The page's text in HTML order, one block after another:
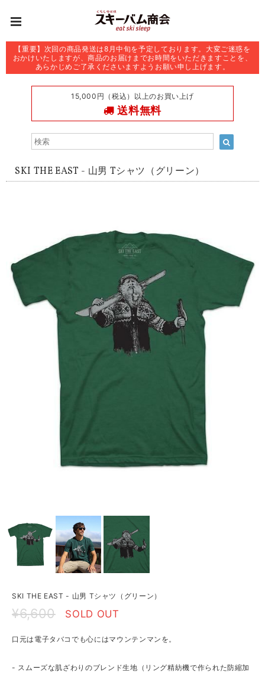
【重要】次回の商品発送は8月中旬を予定しております。大変ご迷惑を
おかけいたしますが、商品のお届けまでお時間をいただきますことを、
あらかじめご了承くださいますようお願い申し上げます。
15,000円（税込）以上のお買い上げ
送料無料
SKI THE EAST - 山男 Tシャツ（グリーン）
SKI THE EAST - 山男 Tシャツ（グリーン）
¥6,600 SOLD OUT
口元は電子タバコでも心にはマウンテンマンを。
- スムーズな肌ざわりのブレンド生地（リング精紡機で作られた防縮加